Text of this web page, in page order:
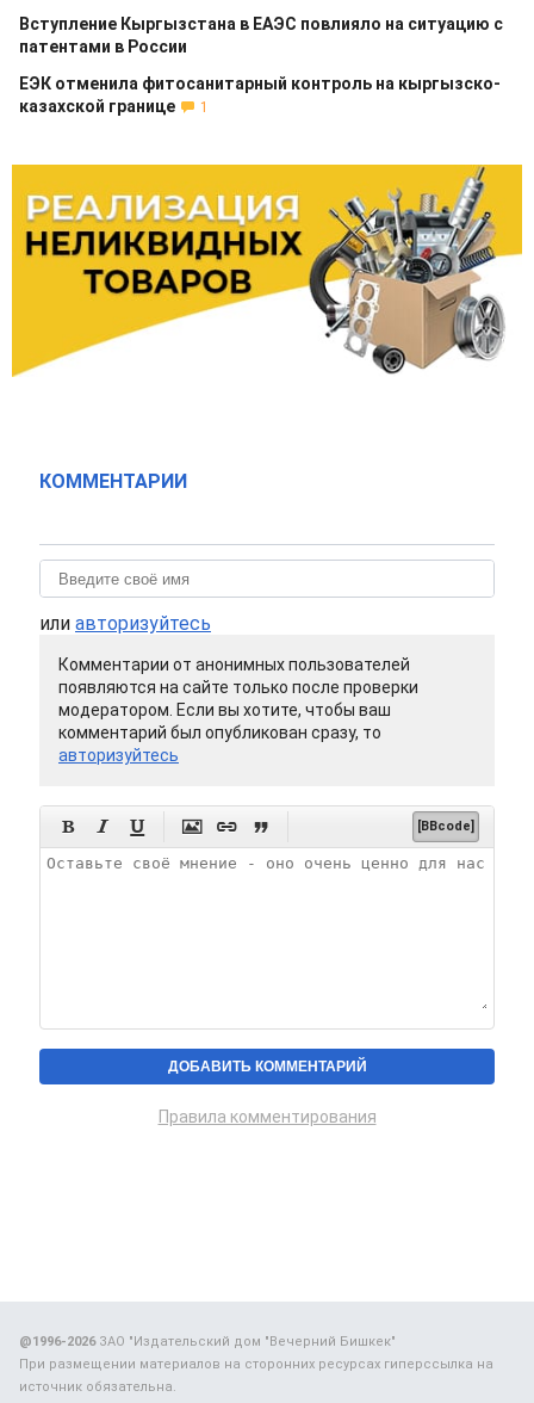
Вступление Кыргызстана в ЕАЭС повлияло на ситуацию с
патентами в России
ЕЭК отменила фитосанитарный контроль на кыргызско-
казахской границе
1
КОММЕНТАРИИ
или авторизуйтесь
Комментарии от анонимных пользователей
появляются на сайте только после проверки
модератором. Если вы хотите, чтобы ваш
комментарий был опубликован сразу, то
авторизуйтесь
      [BBcode]
Правила комментирования
@1996-2026ЗАО "Издательский дом "Вечерний Бишкек"
При размещении материалов на сторонних ресурсах гиперссылка на
источник обязательна.